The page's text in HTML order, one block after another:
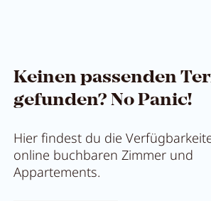
Keinen passenden
gefunden? No Panic!
Hier findest du die
online buchbaren Zimmer und
Appartements.